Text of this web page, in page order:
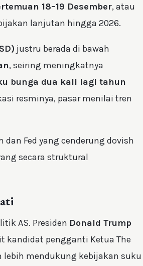
18–19 Desember, atau
lanjutan hingga 2026.
justru berada di bawah
, seiring meningkatnya
bunga dua kali lagi tahun
resminya, pasar menilai tren
Fed yang cenderung dovish
secara struktural
AS. Presiden Donald Trump
kandidat pengganti Ketua The
lebih mendukung kebijakan suku